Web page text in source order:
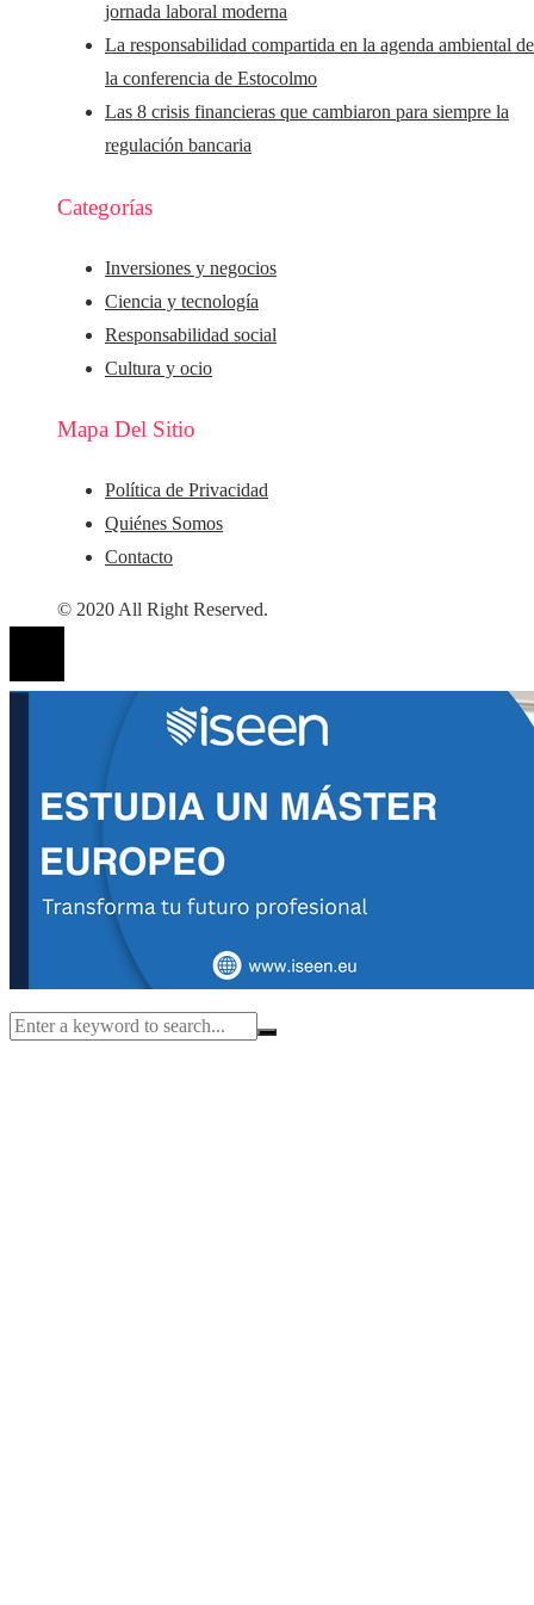
jornada laboral moderna
La responsabilidad compartida en la agenda ambiental
la conferencia de Estocolmo
Las 8 crisis financieras que cambiaron para siempre la
regulación bancaria
Categorías
Inversiones y negocios
Ciencia y tecnología
Responsabilidad social
Cultura y ocio
Mapa Del Sitio
Política de Privacidad
Quiénes Somos
Contacto
© 2020 All Right Reserved.